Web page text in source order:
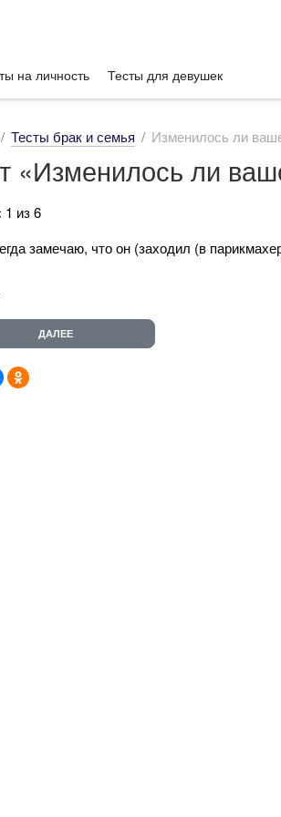
на личность Тесты для девушек
Тесты брак и семья Изменилось ли
«Изменилось ли
1 из 6
замечаю, что он (заходил (в